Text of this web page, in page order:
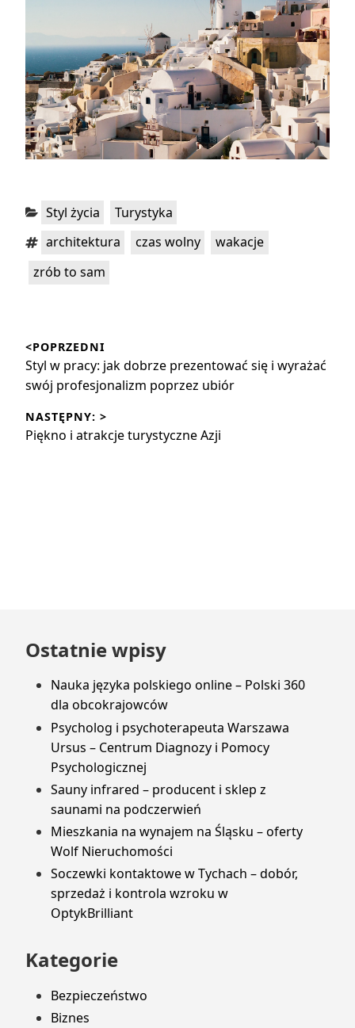
Kategorie:
Styl życia
Turystyka
Tagi:architektura czas wolny wakacje
zrób to sam
wpisu
<POPRZEDNI
Poprzedni
wpis:
Styl w pracy: jak dobrze prezentować się i wyrażać
swój profesjonalizm poprzez ubiór
NASTĘPNY: >
Następny
Piękno i atrakcje turystyczne Azji
Przejdź
stopki
Ostatnie wpisy
Nauka języka polskiego online – Polski 360
dla obcokrajowców
Psycholog i psychoterapeuta Warszawa
Ursus – Centrum Diagnozy i Pomocy
Psychologicznej
Sauny infrared – producent i sklep z
saunami na podczerwień
Mieszkania na wynajem na Śląsku – oferty
Wolf Nieruchomości
Soczewki kontaktowe w Tychach – dobór,
sprzedaż i kontrola wzroku w
OptykBrilliant
Kategorie
Bezpieczeństwo
Biznes